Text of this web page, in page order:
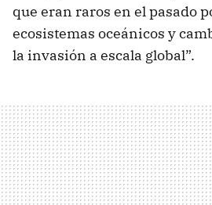
que eran raros en el pasado
ecosistemas oceánicos y
la invasión a escala global”.